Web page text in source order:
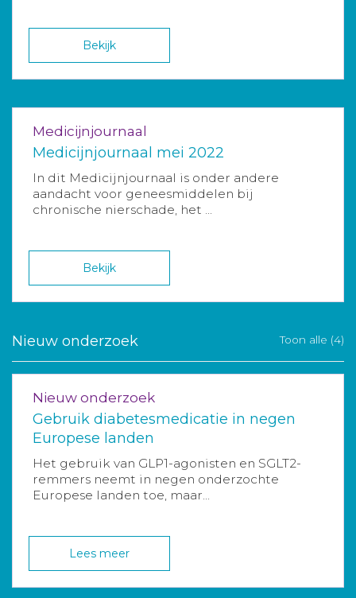
Bekijk
Medicijnjournaal
Medicijnjournaal mei 2022
In dit Medicijnjournaal is onder andere
aandacht voor geneesmiddelen bij
chronische nierschade, het ...
Bekijk
Nieuw onderzoek Toon alle (4)
Nieuw onderzoek
Gebruik diabetesmedicatie in negen
Europese landen
Het gebruik van GLP1-agonisten en SGLT2-
remmers neemt in negen onderzochte
Europese landen toe, maar...
Lees meer